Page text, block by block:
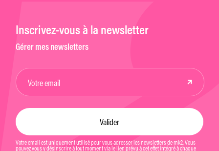
Inscrivez-vous à la newsletter
Gérer mes newsletters
Votre email est uniquement utilisé pour vous adresser les newsletters de mk2. Vous
pouvez vous y désinscrire à tout moment via le lien prévu à cet effet intégré à chaque